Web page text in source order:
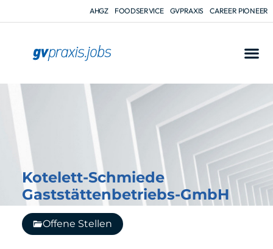
AHGZ FOODSERVICE GVPRAXIS CAREER PIONEER
Kotelett-Schmiede
Gaststättenbetriebs-GmbH
Offene Stellen